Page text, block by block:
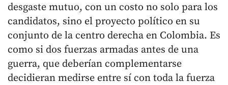
desgaste mutuo, con un costo no solo para los
candidatos, sino el proyecto político en su
conjunto de la centro derecha en Colombia. Es
como si dos fuerzas armadas antes de una
guerra, que deberían complementarse
decidieran medirse entre sí con toda la fuerza